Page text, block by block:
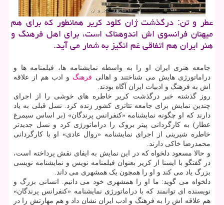
عطر و تن: درگذشت ژان کلود کریر همانطور که برای هم
میهنان فرانسوی اش اندوهناک است، برای اهل فرهنگ و
هنر ایران هم اتفاقی غم انگیز به شمار می آید.
جامعه هنری ایران او را به واسطه نمایشنامه ها، فیلمنامه ها و
دراماتورژی هایش می شناختند و اهالی فرهنگ و ادب هم از علاقه
اش به فرهنگ و ادبیات ایران آگاه بودند.
روز گذشته خبر درگذشت کریر خاطره های خوشی را از اجرای
چندین نمایش برای جامعه تئاتری کشور زنده کرد. نسل قبلی به یاد
دارند که او چگونه نمایشنامه «کنفرانس پرندگان» (بر اساس سیمرغ
عطار) به کارگردانی پیتر بروک را دراماتورژی کرد و نسل جدیدتر
خاطره شیرینی از اجرای نمایشنامه «روال عادی» او با کارگردانی
محمدرضا خاکی دارند.
و حالا مسعود دلخواه که در این نمایش به ایفای نقش پرداخته است،
در گفتگو با ایسنا از کریر بعنوان فیلمنامه نویس و نمایشنامه نویسی
بزرگ یاد می کند و او را همچون یک همشهری می داند.
دلخواه می گوید: ما او را همشهری خود می دانیم. انسانی بزرگ و
نویسنده ای توانمند که با دراماتورژی نمایشنامه «کنفرانس پرندگان»
هم علاقه اش را به فرهنگ و ادب ایران نشان داد و هم مهارتش را در